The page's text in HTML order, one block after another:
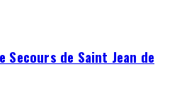
Secours de Saint Jean de